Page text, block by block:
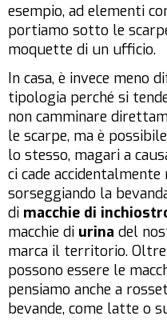
esempio, ad elementi
portiamo sotto le
moquette di un ufficio.
In casa, è invece meno
tipologia perché si
non camminare
le scarpe, ma è
lo stesso, magari a
ci cade
sorseggiando la
di macchie di
macchie di urina del
marca il territorio.
possono essere le
pensiamo anche a
bevande, come latte o